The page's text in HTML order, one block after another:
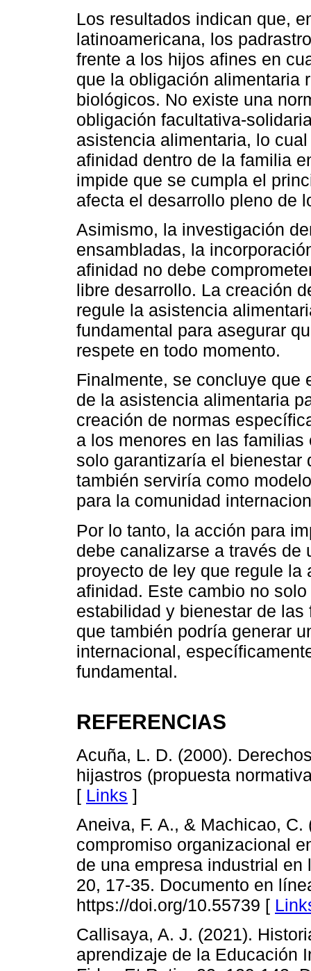
Los resultados indican que,
latinoamericana, los
frente a los hijos afines en
que la obligación alimentaria
biológicos. No existe una
obligación facultativa-
asistencia alimentaria, lo
afinidad dentro de la familia
impide que se cumpla el
afecta el desarrollo pleno de
Asimismo, la investigación
ensambladas, la
afinidad no debe
libre desarrollo. La creación
regule la asistencia
fundamental para asegurar
respete en todo momento.
Finalmente, se concluye que
de la asistencia alimentaria
creación de normas
a los menores en las
solo garantizaría el bienestar
también serviría como
para la comunidad
Por lo tanto, la acción para
debe canalizarse a través de
proyecto de ley que regule
afinidad. Este cambio no
estabilidad y bienestar de
que también podría generar
internacional,
fundamental.
REFERENCIAS
Acuña, L. D. (2000).
hijastros (propuesta
[ Links ]
Aneiva, F. A., & Machicao,
compromiso organizacional
de una empresa industrial
20, 17-35. Documento en
https://doi.org/10.55739 [
Callisaya, A. J. (2021).
aprendizaje de la Educación